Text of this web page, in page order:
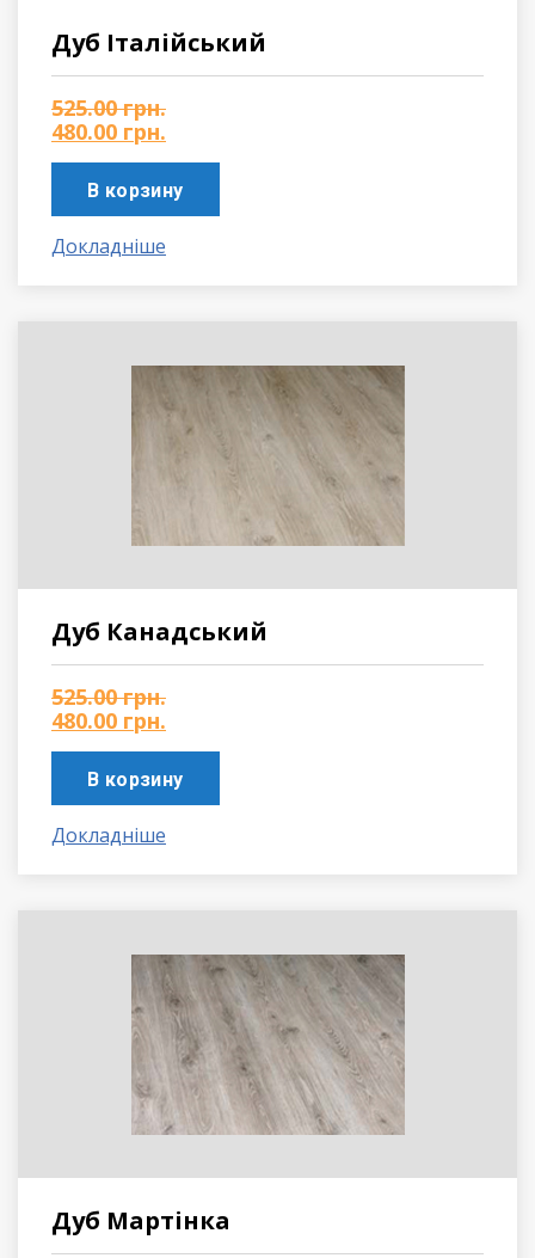
Дуб Італійський
525.00грн.
480.00 грн.
В корзину
Докладніше
Дуб Канадський
525.00грн.
480.00 грн.
В корзину
Докладніше
Дуб Мартінка